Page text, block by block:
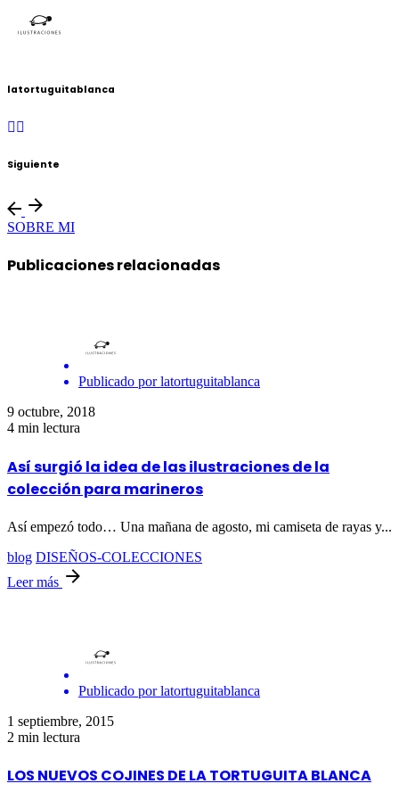
latortuguitablanca
Siguiente
SOBRE MI
Publicaciones relacionadas
Publicado por latortuguitablanca
9 octubre, 2018
4 min lectura
Así surgió la idea de las ilustraciones de la
colección para marineros
Así empezó todo… Una mañana de agosto, mi camiseta de rayas y...
blog DISEÑOS-COLECCIONES
Leer más
Publicado por latortuguitablanca
1 septiembre, 2015
2 min lectura
LOS NUEVOS COJINES DE LA TORTUGUITA BLANCA